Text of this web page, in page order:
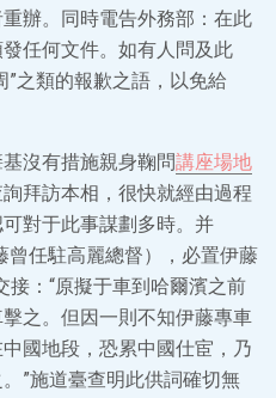
辦。同時電告外務部：在此
任何文件。如有人問及此
”之類的報歉之語，以免給
沒有措施親身鞠問講座場地
拜訪本相，很快就經由過程
對于此事謀劃多時。并
曾任駐高麗總督），必置伊藤
接：“原擬于車到哈爾濱之前
之。但因一則不知伊藤專車
國地段，恐累中國仕宦，乃
”施道臺查明此供詞確切無